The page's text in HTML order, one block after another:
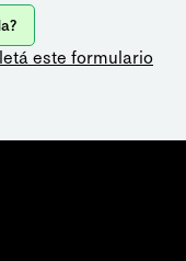
este formulario